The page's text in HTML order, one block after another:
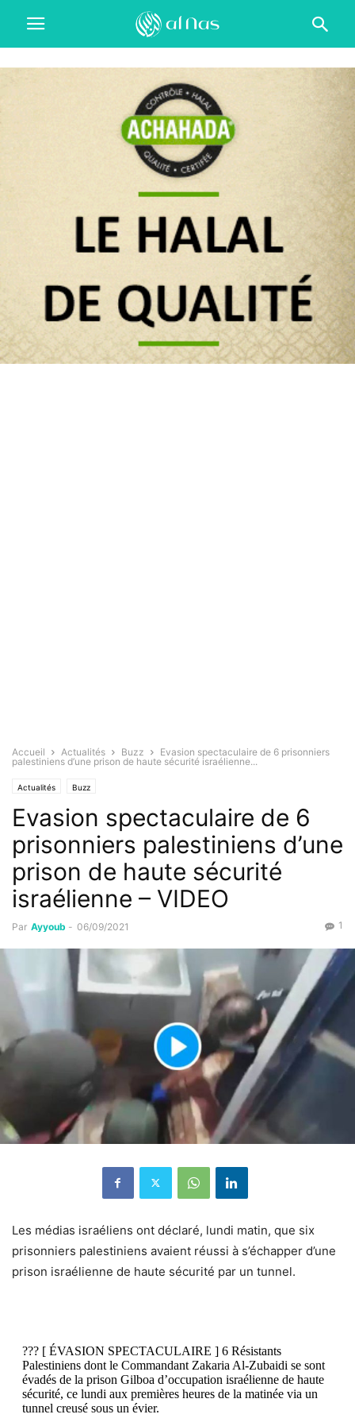
Accueil Actualités Buzz
Evasion spectaculaire de 6 prisonniers
palestiniens d’une prison de haute sécurité israélienne...
Actualités Buzz
Evasion spectaculaire de 6
prisonniers palestiniens d’une
prison de haute sécurité
israélienne – VIDEO
Par Ayyoub - 06/09/2021 1
Les médias israéliens ont déclaré, lundi matin, que six
prisonniers palestiniens avaient réussi à s’échapper d’une
prison israélienne de haute sécurité par un tunnel.
??? [ ÉVASION SPECTACULAIRE ] 6 Résistants
Palestiniens dont le Commandant Zakaria Al-Zubaidi se sont
évadés de la prison Gilboa d’occupation israélienne de haute
sécurité, ce lundi aux premières heures de la matinée via un
tunnel creusé sous un évier.